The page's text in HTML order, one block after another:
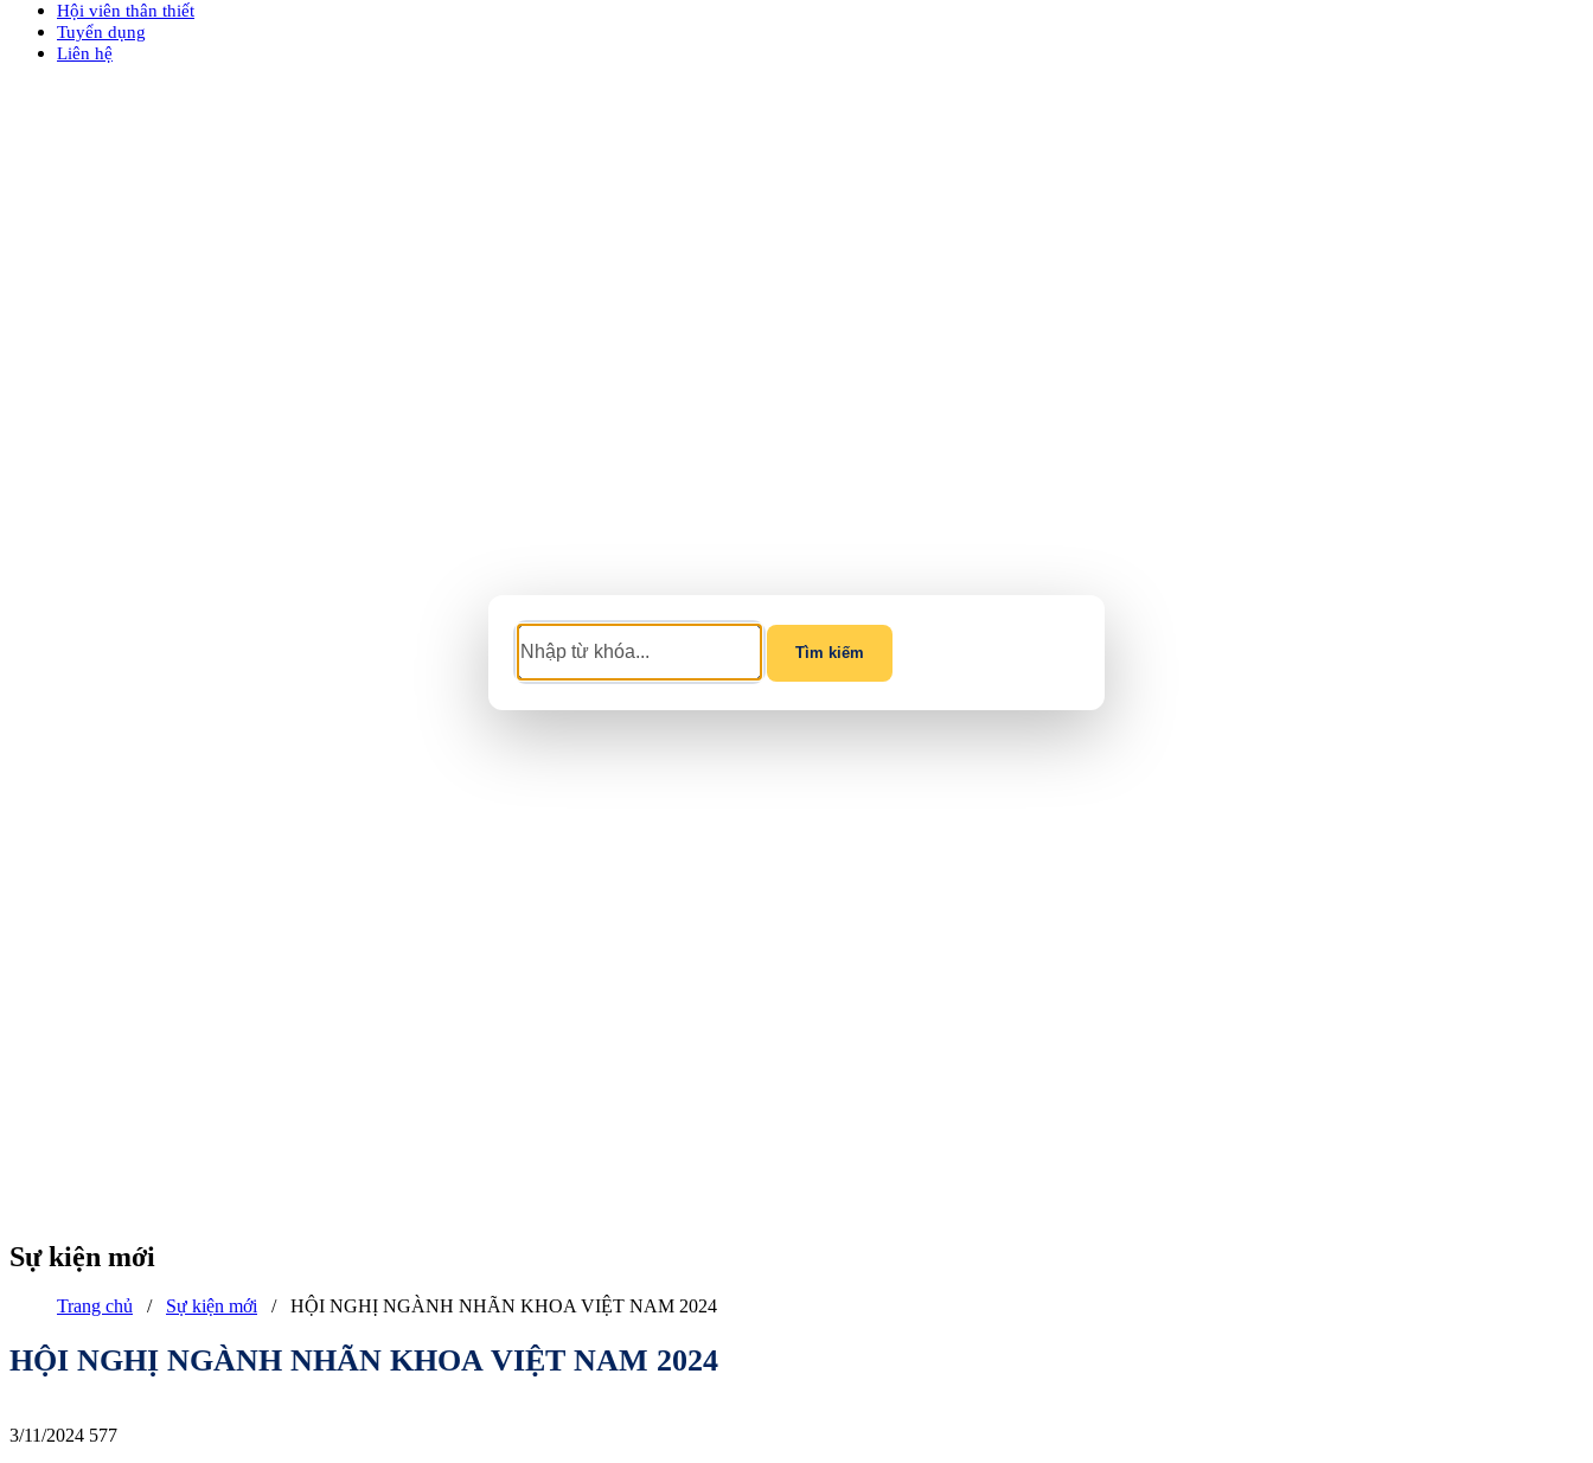
Hội viên thân thiết
Tuyển dụng
Liên hệ
Tìm kiếm
Sự kiện mới
Trang chủ / Sự kiện mới / HỘI NGHỊ NGÀNH NHÃN KHOA VIỆT NAM 2024
HỘI NGHỊ NGÀNH NHÃN KHOA VIỆT NAM 2024
3/11/2024 577